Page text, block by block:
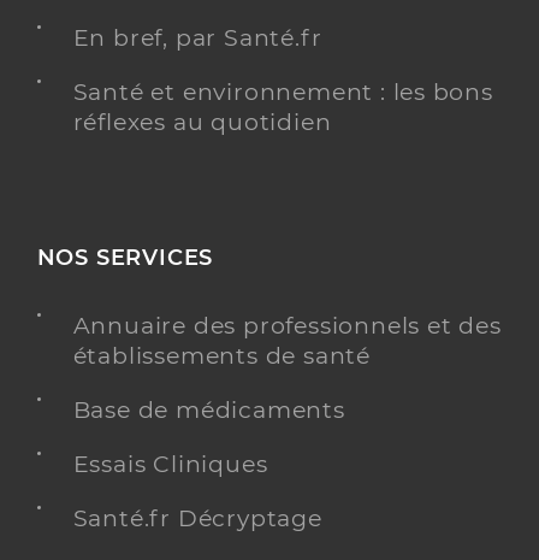
En bref, par Santé.fr
Santé et environnement : les bons
réflexes au quotidien
NOS SERVICES
Annuaire des professionnels et des
établissements de santé
Base de médicaments
Essais Cliniques
Santé.fr Décryptage